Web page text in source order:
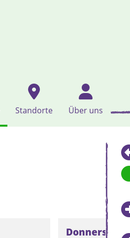
Standorte Über uns
Donnerstag